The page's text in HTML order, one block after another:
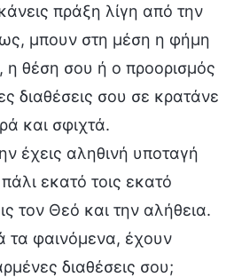
πράξη λίγη από την
μπουν στη μέση η φήμη
η θέση σου ή ο προορισμός
διαθέσεις σου σε κρατάνε
και σφιχτά.
έχεις αληθινή υποταγή
εκατό τοις εκατό
τον Θεό και την αλήθεια.
τα φαινόμενα, έχουν
διαθέσεις σου;